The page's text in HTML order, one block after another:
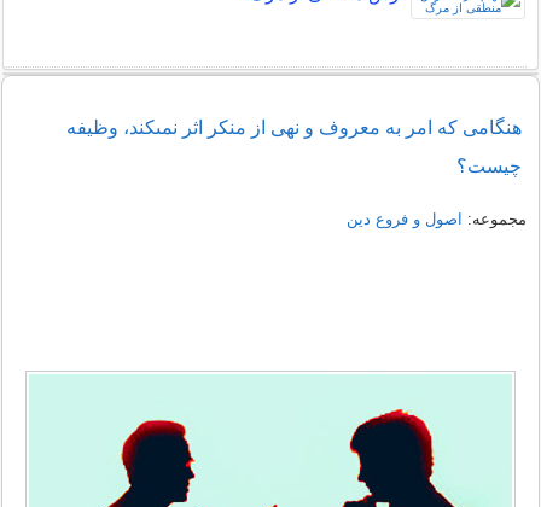
هنگامى كه امر به معروف و نهى از منكر اثر نمى‏كند، وظيفه
چيست؟
مجموعه: اصول و فروع دین